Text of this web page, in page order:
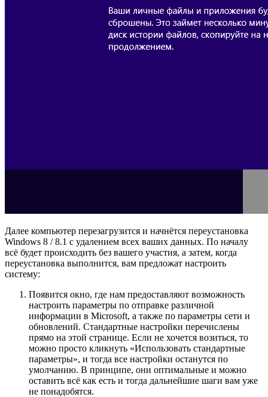
Далее компьютер перезагрузится и начнётся переустановка
Windows 8 / 8.1 с удалением всех ваших данных. По началу
всё будет происходить без вашего участия, а затем, когда
переустановка выполнится, вам предложат настроить
систему:
Появится окно, где нам предоставляют возможность
настроить параметры по отправке различной
информации в Microsoft, а также по параметры сети и
обновлений. Стандартные настройки перечислены
прямо на этой странице. Если не хочется возиться, то
можно просто кликнуть «Использовать стандартные
параметры», и тогда все настройки останутся по
умолчанию. В принципе, они оптимальные и можно
оставить всё как есть и тогда дальнейшие шаги вам уже
не понадобятся.